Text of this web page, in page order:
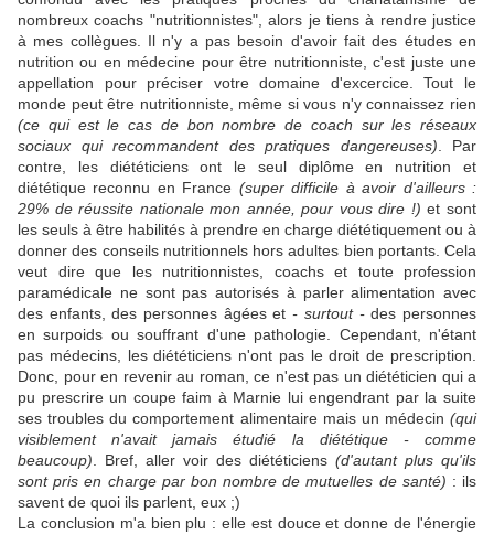
nombreux coachs "nutritionnistes", alors je tiens à rendre justice
à mes collègues. Il n'y a pas besoin d'avoir fait des études en
nutrition ou en médecine pour être nutritionniste, c'est juste une
appellation pour préciser votre domaine d'excercice. Tout le
monde peut être nutritionniste, même si vous n'y connaissez rien
(ce qui est le cas de bon nombre de coach sur les réseaux
sociaux qui recommandent des pratiques dangereuses) . Par
contre, les diététiciens ont le seul diplôme en nutrition et
diététique reconnu en France (super difficile à avoir d'ailleurs :
29% de réussite nationale mon année, pour vous dire !) et sont
les seuls à être habilités à prendre en charge diététiquement ou à
donner des conseils nutritionnels hors adultes bien portants. Cela
veut dire que les nutritionnistes, coachs et toute profession
paramédicale ne sont pas autorisés à parler alimentation avec
des enfants, des personnes âgées et- surtout -des personnes
en surpoids ou souffrant d'une pathologie. Cependant, n'étant
pas médecins, les diététiciens n'ont pas le droit de prescription.
Donc, pour en revenir au roman, ce n'est pas un diététicien qui a
pu prescrire un coupe faim à Marnie lui engendrant par la suite
ses troubles du comportement alimentaire mais un médecin (qui
visiblement n'avait jamais étudié la diététique - comme
beaucoup) . Bref, aller voir des diététiciens (d'autant plus qu'ils
sont pris en charge par bon nombre de mutuelles de santé) : ils
savent de quoi ils parlent, eux ;)
La conclusion m'a bien plu : elle est douce et donne de l'énergie